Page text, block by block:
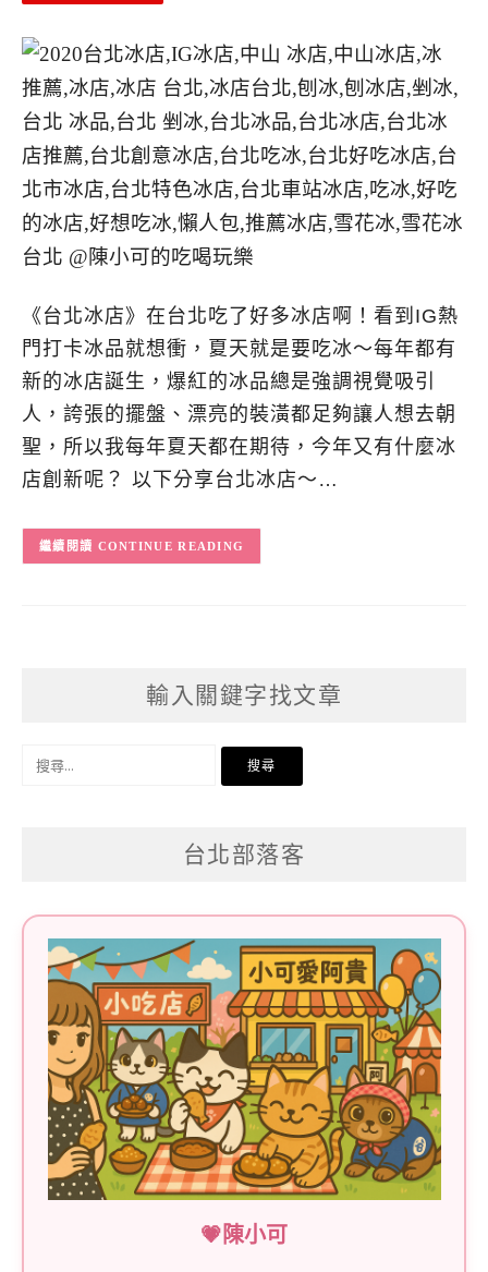
《台北冰店》在台北吃了好多冰店啊！看到IG熱
門打卡冰品就想衝，夏天就是要吃冰～每年都有
新的冰店誕生，爆紅的冰品總是強調視覺吸引
人，誇張的擺盤、漂亮的裝潢都足夠讓人想去朝
聖，所以我每年夏天都在期待，今年又有什麼冰
店創新呢？ 以下分享台北冰店～…
CONTINUE READING
輸入關鍵字找文章
搜
台北部落客
💗陳小可